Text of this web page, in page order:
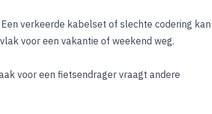
verkeerde kabelset of slechte codering kan
voor een vakantie of weekend weg.
voor een fietsendrager vraagt andere